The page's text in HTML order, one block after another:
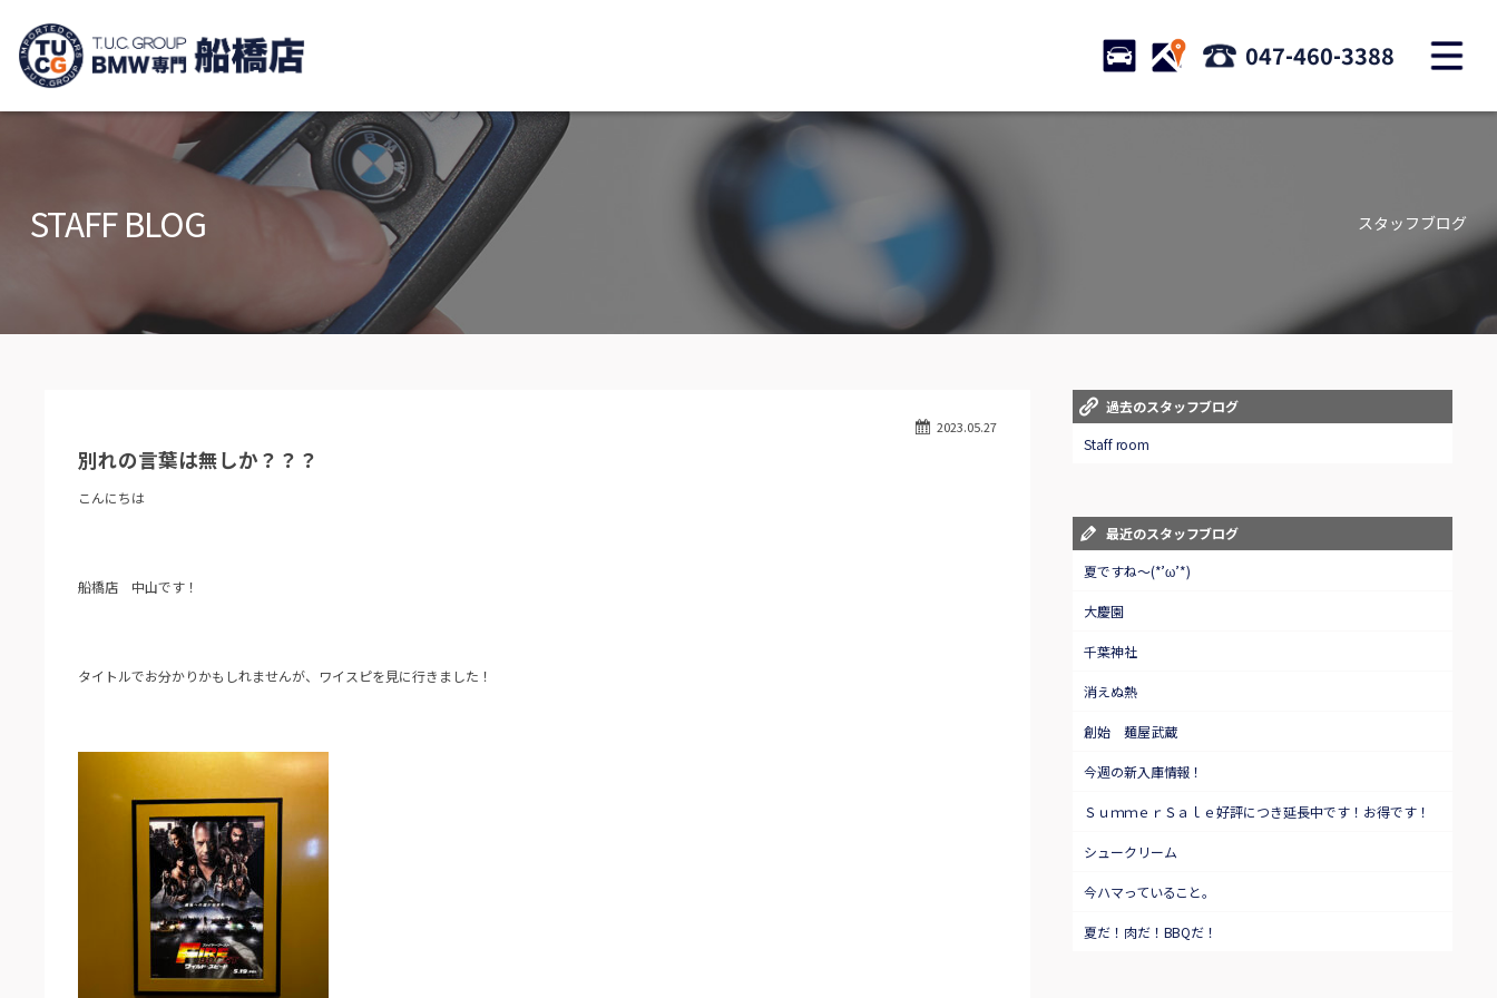
STOCK ACCESS 047-460-3388
在庫リスト
Stock list
目玉車両一覧
保証＆サービス アクセスマップ
Access map Delivery service
特別作業について
Special service Order service
買取無料査定
Trade in
スタッフblog
Staff blog
会社概要
STAFF BLOG スタッフブログ
2023.05.27
別れの言葉は無しか？？？
こんにちは
船橋店 中山です！
タイトルでお分かりかもしれませんが、ワイスピを見に行きました！
過去のスタッフブログ
Staff room
最近のスタッフブログ
夏ですね～(*’ω’*)
大慶園
千葉神社
消えぬ熱
創始 麺屋武蔵
今週の新入庫情報！
ＳｕｍｍｅｒＳａｌｅ好評につき延長中です！お得です！
シュークリーム
今ハマっていること。
夏だ！肉だ！BBQだ！